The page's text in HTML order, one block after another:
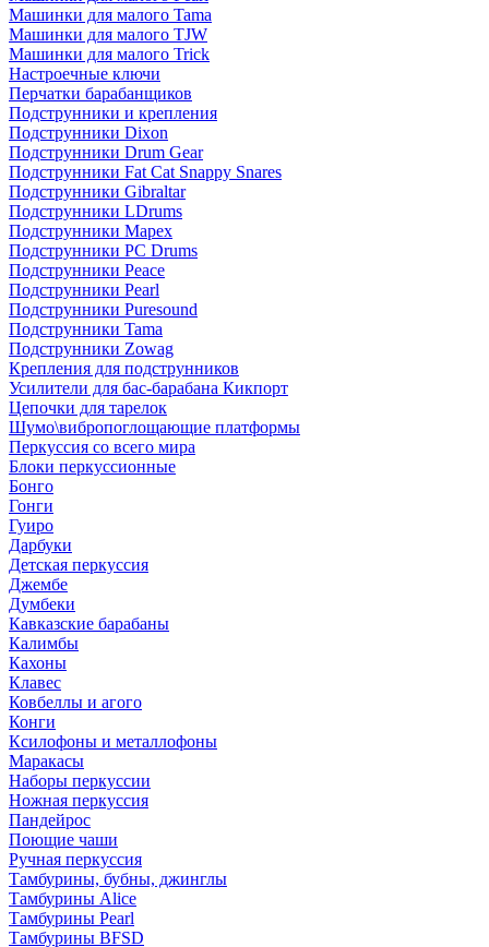
Машинки для малого Tama
Машинки для малого TJW
Машинки для малого Trick
Настроечные ключи
Перчатки барабанщиков
Подструнники и крепления
Подструнники Dixon
Подструнники Drum Gear
Подструнники Fat Cat Snappy Snares
Подструнники Gibraltar
Подструнники LDrums
Подструнники Mapex
Подструнники PC Drums
Подструнники Peace
Подструнники Pearl
Подструнники Puresound
Подструнники Tama
Подструнники Zowag
Крепления для подструнников
Усилители для бас-барабана Кикпорт
Цепочки для тарелок
Шумо\вибропоглощающие платформы
Перкуссия со всего мира
Блоки перкуссионные
Бонго
Гонги
Гуиро
Дарбуки
Детская перкуссия
Джембе
Думбеки
Кавказские барабаны
Калимбы
Кахоны
Клавес
Ковбеллы и агого
Конги
Ксилофоны и металлофоны
Маракасы
Наборы перкуссии
Ножная перкуссия
Пандейрос
Поющие чаши
Ручная перкуссия
Тамбурины, бубны, джинглы
Тамбурины Alice
Тамбурины Pearl
Тамбурины BFSD